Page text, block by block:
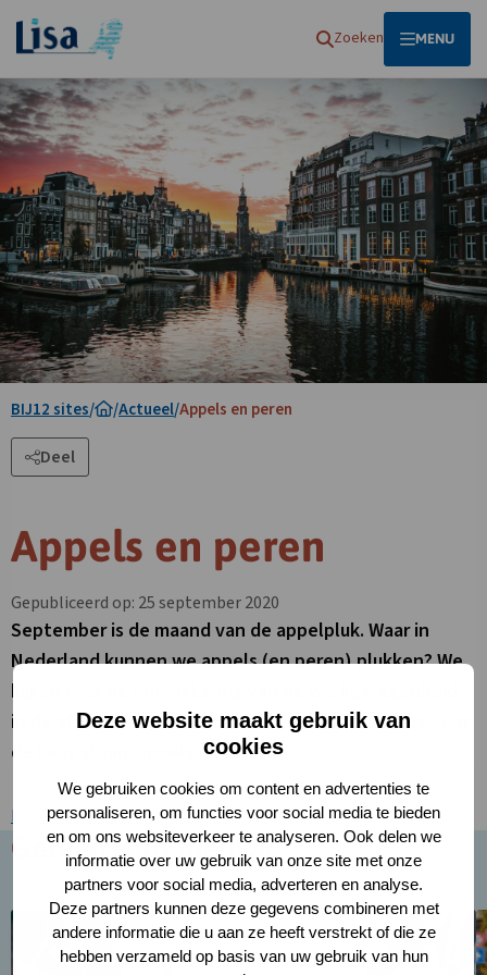
Deze website maakt gebruik van
cookies
We gebruiken cookies om content en advertenties te
personaliseren, om functies voor social media te bieden
en om ons websiteverkeer te analyseren. Ook delen we
informatie over uw gebruik van onze site met onze
partners voor social media, adverteren en analyse.
Deze partners kunnen deze gegevens combineren met
andere informatie die u aan ze heeft verstrekt of die ze
hebben verzameld op basis van uw gebruik van hun
Homepagina Zoeken OPEN
MENU
BIJ12 sites/ /Actueel/Appels en peren
Deel
Appels en peren
Gepubliceerd op: 25 september 2020
September is de maand van de appelpluk. Waar in
Nederland kunnen we appels (en peren) plukken? We
kijken naar de ontwikkeling van de werkgelegenheid
in de afgelopen jaren. Tot slot zien we dat telers voor
de keus staan: appels of peren.
Klik voor het volledige artikel
Gerelateerd nieuws
Lees
meer